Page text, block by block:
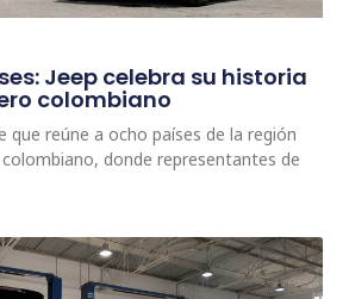
Jeep celebra su historia
colombiano
que reúne a ocho países de la región
donde representantes de